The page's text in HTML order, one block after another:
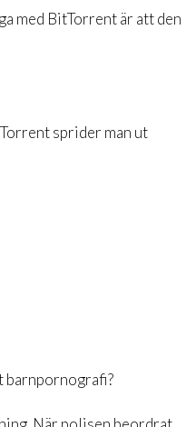
med BitTorrent är att den
sprider man ut
barnpornografi?